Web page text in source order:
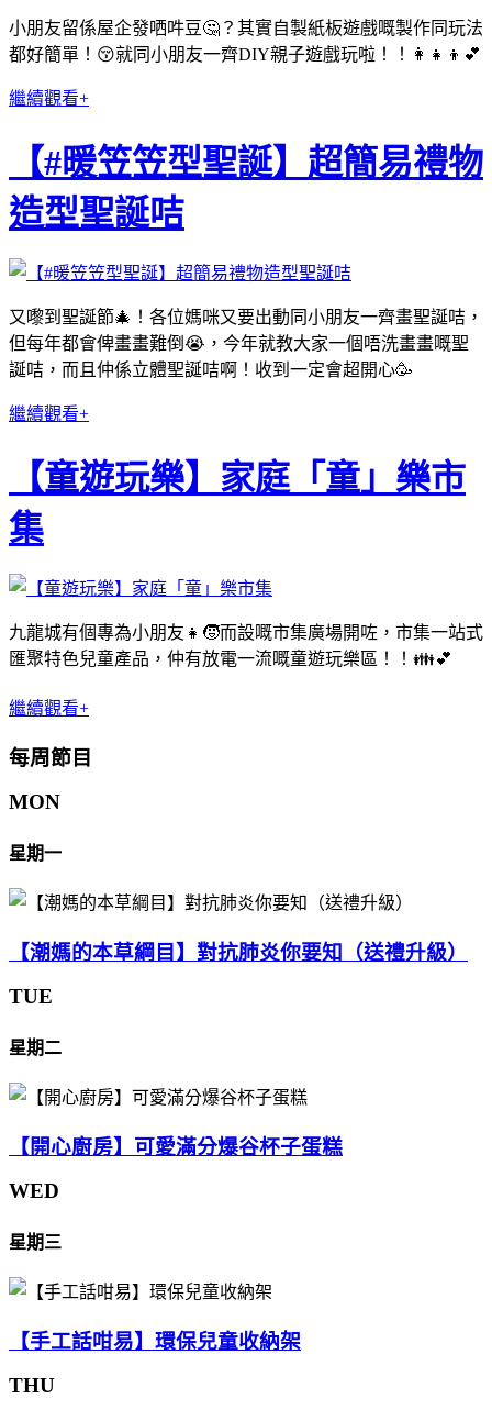
小朋友留係屋企發哂吽豆🤔？其實自製紙板遊戲嘅製作同玩法
都好簡單！😚就同小朋友一齊DIY親子遊戲玩啦！！👩‍👧‍👦💕
繼續觀看+
【#暖笠笠型聖誕】超簡易禮物
造型聖誕咭
又嚟到聖誕節🎄！各位媽咪又要出動同小朋友一齊畫聖誕咭，
但每年都會俾畫畫難倒😭，今年就教大家一個唔洗畫畫嘅聖
誕咭，而且仲係立體聖誕咭啊！收到一定會超開心🥳
繼續觀看+
【童遊玩樂】家庭「童」樂市
集
九龍城有個專為小朋友👧🧒而設嘅市集廣場開咗，市集一站式
匯聚特色兒童產品，仲有放電一流嘅童遊玩樂區！！👪💕
繼續觀看+
每周節目
MON
星期一
【潮媽的本草綱目】對抗肺炎你要知（送禮升級）
TUE
星期二
【開心廚房】可愛滿分爆谷杯子蛋糕
WED
星期三
【手工話咁易】環保兒童收納架
THU